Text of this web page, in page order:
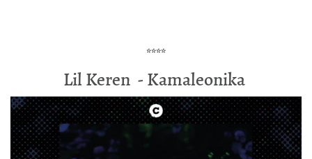
****
Lil Keren - Kamaleonika